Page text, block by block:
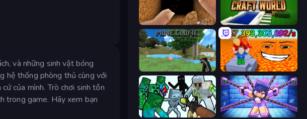
và những sinh vật bóng
hệ thống phòng thủ cùng với
của mình. Trò chơi sinh tồn
trong game. Hãy xem bạn
Horror Nights Story Craft World
Mine Clone Escape Lava for Brainrots!
Mini Mine